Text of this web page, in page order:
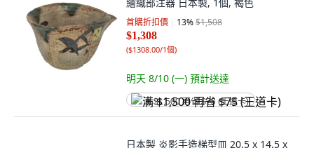
首購折扣價 13%$1,508
$1,308
($1308.00/1個)
明天 8/10 (一) 預計送達
满 $1,500 再省 $75 (王道卡)
日本製 炎影手造梯型皿 20.5 x 14.5 x